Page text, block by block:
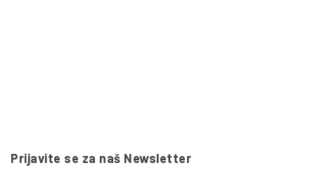
Prijavite se za naš Newsletter